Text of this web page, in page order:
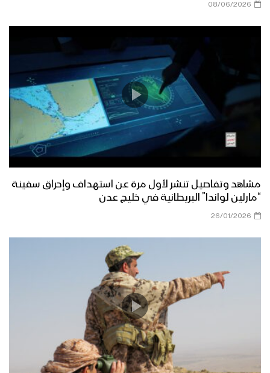
08/06/2026
مشاهد وتفاصيل تنشر لأول مرة عن استهداف وإحراق سفينة
“مارلين لواندا” البريطانية في خليج عدن
26/01/2026